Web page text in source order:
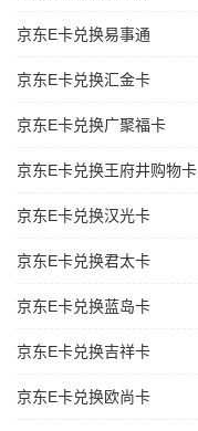
京东E卡兑换易事通
京东E卡兑换汇金卡
京东E卡兑换广聚福卡
京东E卡兑换王府井购物卡
京东E卡兑换汉光卡
京东E卡兑换君太卡
京东E卡兑换蓝岛卡
京东E卡兑换吉祥卡
京东E卡兑换欧尚卡